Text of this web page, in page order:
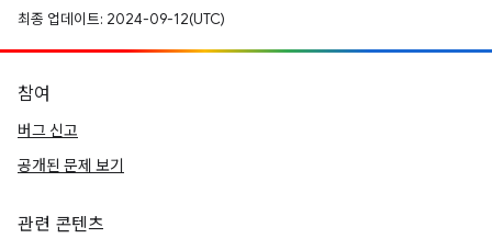
최종 업데이트: 2024-09-12(UTC)
참여
버그 신고
공개된 문제 보기
관련 콘텐츠